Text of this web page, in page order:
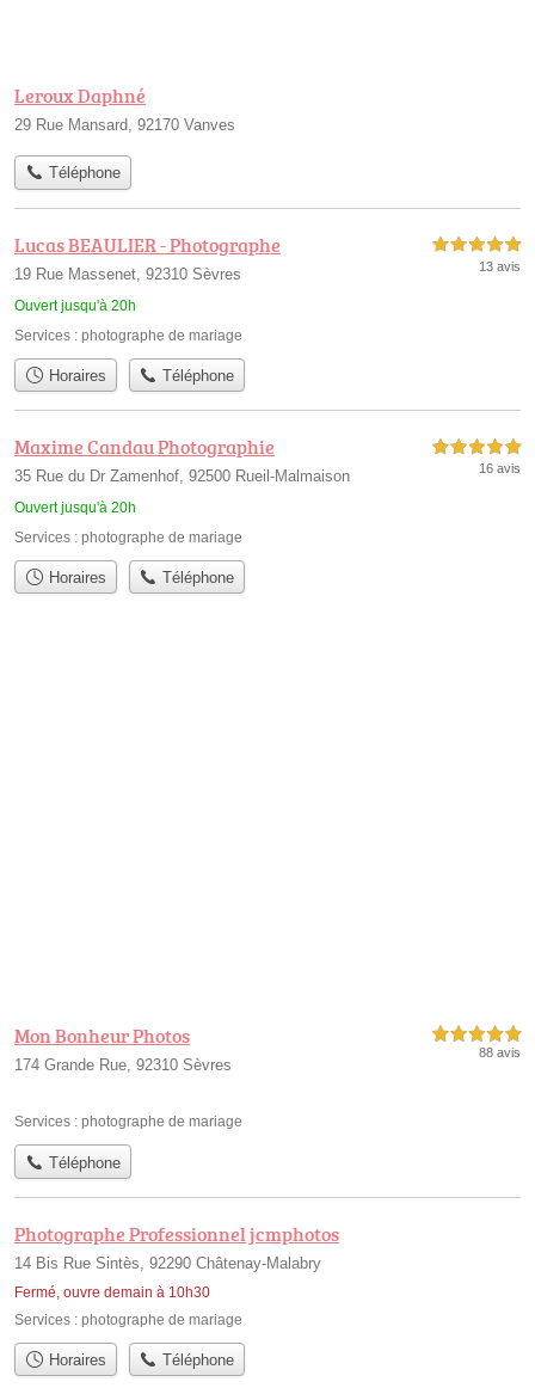
Leroux Daphné
29 Rue Mansard, 92170 Vanves
Téléphone
Lucas BEAULIER - Photographe
19 Rue Massenet, 92310 Sèvres
Ouvert jusqu'à 20h
5,0 étoiles sur 5
13 avis
Services : photographe de mariage
Horaires Téléphone
Maxime Candau Photographie
35 Rue du Dr Zamenhof, 92500 Rueil-Malmaison
Ouvert jusqu'à 20h
5,0 étoiles sur 5
16 avis
Services : photographe de mariage
Horaires Téléphone
Mon Bonheur Photos
174 Grande Rue, 92310 Sèvres
5,0 étoiles sur 5
88 avis
Services : photographe de mariage
Téléphone
Photographe Professionnel jcmphotos
14 Bis Rue Sintès, 92290 Châtenay-Malabry
Fermé, ouvre demain à 10h30
Services : photographe de mariage
Horaires Téléphone